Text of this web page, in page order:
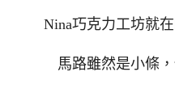
Nina巧克力工坊就
馬路雖然是小條